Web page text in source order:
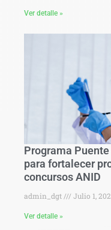
Ver detalle »
Programa
para fortalecer
concursos ANID
admin_dgt Julio 1,
Ver detalle »